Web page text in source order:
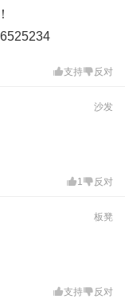
支持 反对
沙发
1 反对
板凳
支持 反对